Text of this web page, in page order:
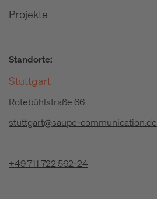
Projekte
Standorte:
Stuttgart
Rotebühlstraße 66
stuttgart@saupe-communication.de
+49 711 722 562-24